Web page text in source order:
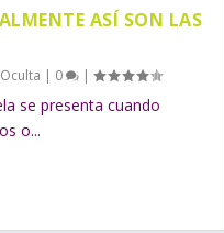
ASÍ SON LAS
| 0 |
se presenta cuando
o...